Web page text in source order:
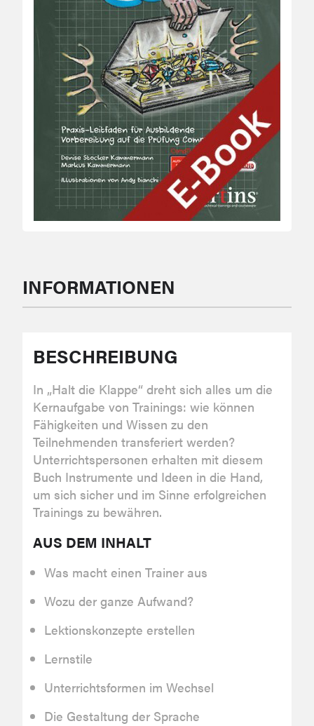
INFORMATIONEN
BESCHREIBUNG
In „Halt die Klappe“ dreht sich alles um die
Kernaufgabe von Trainings: wie können
Fähigkeiten und Wissen zu den
Teilnehmenden transferiert werden?
Unterrichtspersonen erhalten mit diesem
Buch Instrumente und Ideen in die Hand,
um sich sicher und im Sinne erfolgreichen
Trainings zu bewähren.
AUS DEM INHALT
Was macht einen Trainer aus
Wozu der ganze Aufwand?
Lektionskonzepte erstellen
Lernstile
Unterrichtsformen im Wechsel
Die Gestaltung der Sprache